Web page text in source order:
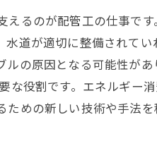
るのが配管工の仕事で
道が適切に整備されて
の原因となる可能性が
役割です。エネルギー
めの新しい技術や手法